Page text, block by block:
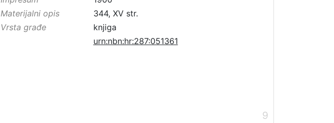
Materijalni opis
344, XV str.
Vrsta građe
knjiga
urn:nbn:hr:287:051361
9